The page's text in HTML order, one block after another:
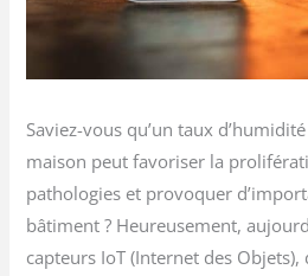
Saviez-vous qu’un taux
maison peut favoriser la
pathologies et provoquer
bâtiment ? Heureusement,
capteurs IoT (Internet des